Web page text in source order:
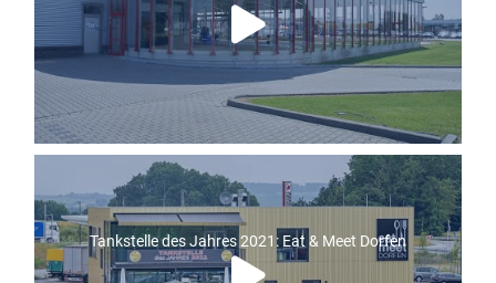
Tankstelle des Jahres 2021: Eat & Meet Dorfen